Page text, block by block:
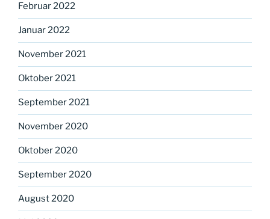
Februar 2022
Januar 2022
November 2021
Oktober 2021
September 2021
November 2020
Oktober 2020
September 2020
August 2020